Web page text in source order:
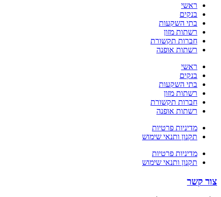
ראשי
בנקים
בתי השקעות
רשתות מזון
חברות תקשורת
רשתות אופנה
ראשי
בנקים
בתי השקעות
רשתות מזון
חברות תקשורת
רשתות אופנה
מדיניות פרטיות
תקנון ותנאי שימוש
מדיניות פרטיות
תקנון ותנאי שימוש
צור קשר